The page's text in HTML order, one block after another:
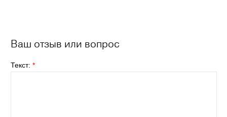
Ваш отзыв или вопрос
Текст: *